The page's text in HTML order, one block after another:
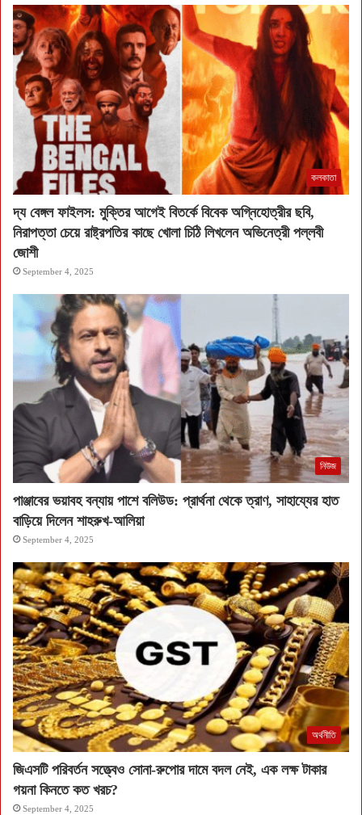
কলকাতা
দ্য বেঙ্গল ফাইলস: মুক্তির আগেই বিতর্কে বিবেক অগ্নিহোত্রীর ছবি,
নিরাপত্তা চেয়ে রাষ্ট্রপতির কাছে খোলা চিঠি লিখলেন অভিনেত্রী পল্লবী
জোশী
September 4, 2025
নিউজ
পাঞ্জাবের ভয়াবহ বন্যায় পাশে বলিউড: প্রার্থনা থেকে ত্রাণ, সাহায্যের হাত
বাড়িয়ে দিলেন শাহরুখ-আলিয়া
September 4, 2025
অর্থনীতি
জিএসটি পরিবর্তন সত্ত্বেও সোনা-রুপোর দামে বদল নেই, এক লক্ষ টাকার
গয়না কিনতে কত খরচ?
September 4, 2025